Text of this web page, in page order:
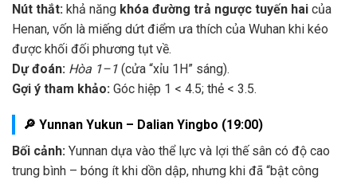
Nút thắt: khả năng khóa đường trả ngược tuyến hai của
Henan, vốn là miếng dứt điểm ưa thích của Wuhan khi kéo
được khối đối phương tụt về.
Dự đoán: Hòa 1–1 (cửa “xỉu 1H” sáng).
Gợi ý tham khảo: Góc hiệp 1 < 4.5; thẻ < 3.5.
🔎 Yunnan Yukun – Dalian Yingbo (19:00)
Bối cảnh: Yunnan dựa vào thể lực và lợi thế sân có độ cao
trung bình – bóng ít khi dồn dập, nhưng khi đã “bật công